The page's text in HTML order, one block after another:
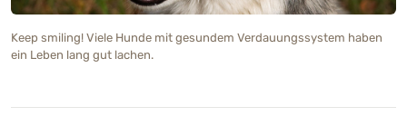
Keep smiling! Viele Hunde mit gesundem Verdauungssystem haben
ein Leben lang gut lachen.